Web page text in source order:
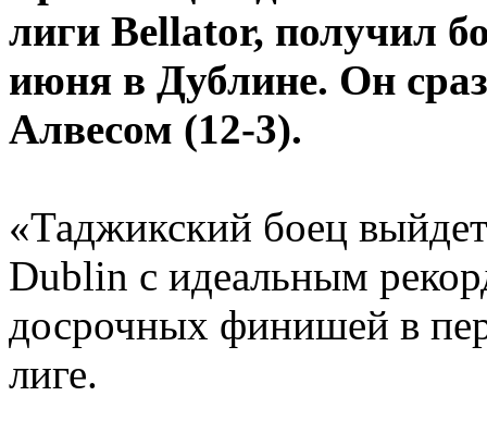
лиги Bellator, получил
июня в Дублине. Он
Алвесом (12-3).
«Таджикский боец
Dublin с идеальным
досрочных финишей в
лиге.